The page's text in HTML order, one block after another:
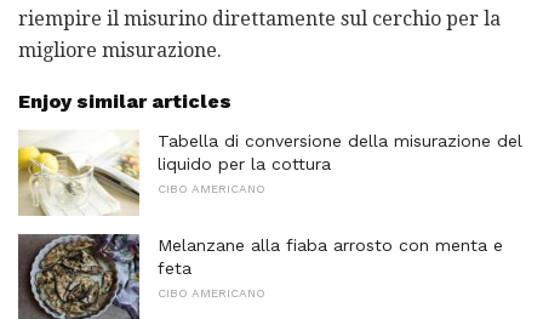
riempire il misurino direttamente sul cerchio per la
migliore misurazione.
Enjoy similar articles
Tabella di conversione della misurazione del
liquido per la cottura
CIBO AMERICANO
Melanzane alla fiaba arrosto con menta e
feta
CIBO AMERICANO